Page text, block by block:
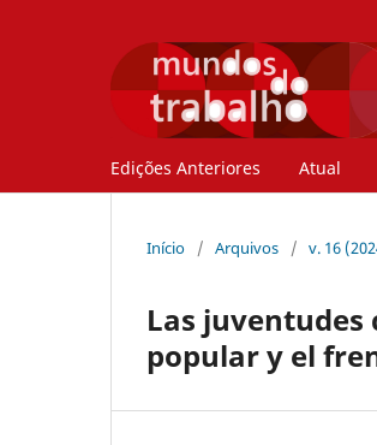
Edições Anteriores Atual
Início / Arquivos / v. 16
Las juventudes
popular y el